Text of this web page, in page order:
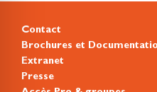
Contact
Brochures et
Extranet
Presse